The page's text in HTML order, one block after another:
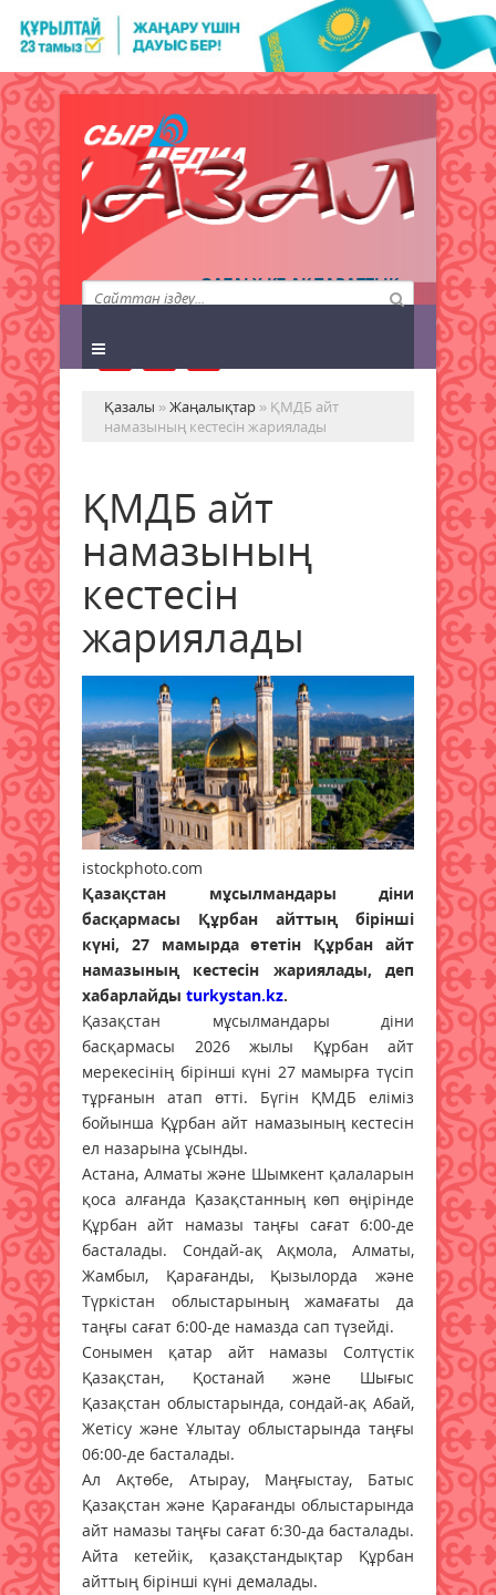
QAZALY.KZ АҚПАРАТТЫҚ
АГЕНТТІГІ
Қазалы »Жаңалықтар » ҚМДБ айт
намазының кестесін жариялады
ҚМДБ айт
намазының
кестесін
жариялады
istockphoto.com
Қазақстан мұсылмандары діни
басқармасы Құрбан айттың бірінші
күні, 27 мамырда өтетін Құрбан айт
намазының кестесін жариялады, деп
хабарлайды turkystan.kz.
Қазақстан мұсылмандары діни
басқармасы 2026 жылы Құрбан айт
мерекесінің бірінші күні 27 мамырға түсіп
тұрғанын атап өтті. Бүгін ҚМДБ еліміз
бойынша Құрбан айт намазының кестесін
ел назарына ұсынды.
Астана, Алматы және Шымкент қалаларын
қоса алғанда Қазақстанның көп өңірінде
Құрбан айт намазы таңғы сағат 6:00-де
басталады. Сондай-ақ Ақмола, Алматы,
Жамбыл, Қарағанды, Қызылорда және
Түркістан облыстарының жамағаты да
таңғы сағат 6:00-де намазда сап түзейді.
Сонымен қатар айт намазы Солтүстік
Қазақстан, Қостанай және Шығыс
Қазақстан облыстарында, сондай-ақ Абай,
Жетісу және Ұлытау облыстарында таңғы
06:00-де басталады.
Ал Ақтөбе, Атырау, Маңғыстау, Батыс
Қазақстан және Қарағанды облыстарында
айт намазы таңғы сағат 6:30-да басталады.
Айта кетейік, қазақстандықтар Құрбан
айттың бірінші күні демалады.